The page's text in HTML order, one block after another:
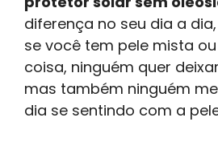
diferença no seu dia a
se você tem pele mista
coisa, ninguém quer
mas também ninguém
dia se sentindo com a